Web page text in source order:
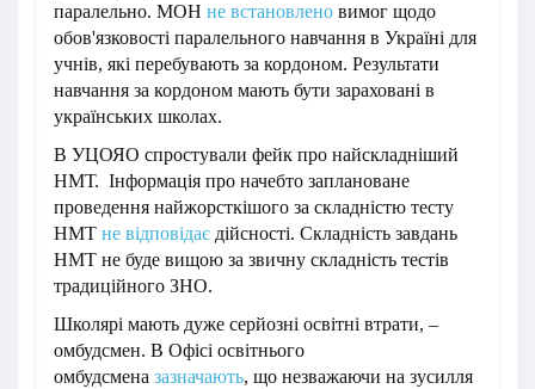
паралельно. МОН не встановлено вимог щодо
обов'язковості паралельного навчання в Україні для
учнів, які перебувають за кордоном. Результати
навчання за кордоном мають бути зараховані в
українських школах.
В УЦОЯО спростували фейк про найскладніший
НМТ. Інформація про начебто заплановане
проведення найжорсткішого за складністю тесту
НМТ не відповідає дійсності. Складність завдань
НМТ не буде вищою за звичну складність тестів
традиційного ЗНО.
Школярі мають дуже серйозні освітні втрати, –
омбудсмен. В Офісі освітнього
омбудсмена зазначають, що незважаючи на зусилля